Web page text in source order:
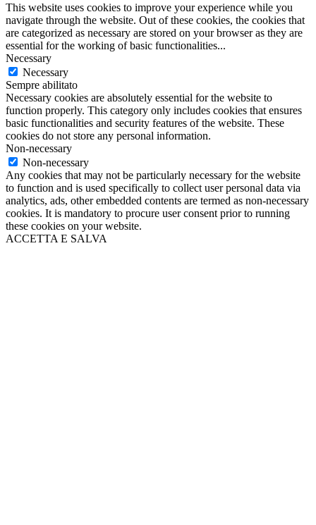
This website uses cookies to improve your experience while you
navigate through the website. Out of these cookies, the cookies that
are categorized as necessary are stored on your browser as they are
essential for the working of basic functionalities...
Necessary
Necessary
Sempre abilitato
Necessary cookies are absolutely essential for the website to
function properly. This category only includes cookies that ensures
basic functionalities and security features of the website. These
cookies do not store any personal information.
Non-necessary
Non-necessary
Any cookies that may not be particularly necessary for the website
to function and is used specifically to collect user personal data via
analytics, ads, other embedded contents are termed as non-necessary
cookies. It is mandatory to procure user consent prior to running
these cookies on your website.
ACCETTA E SALVA